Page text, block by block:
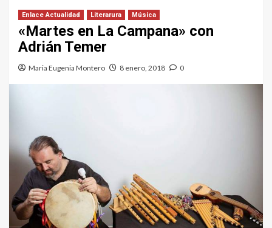
Enlace Actualidad Literarura Música
«Martes en La Campana» con
Adrián Temer
Maria Eugenia Montero 8 enero, 2018 0